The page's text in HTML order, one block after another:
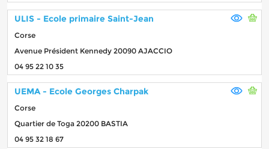
ULIS - Ecole primaire Saint-Jean
Corse
Avenue Président Kennedy 20090 AJACCIO
04 95 22 10 35
UEMA - Ecole Georges Charpak
Corse
Quartier de Toga 20200 BASTIA
04 95 32 18 67